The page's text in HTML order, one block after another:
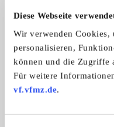
Diese Webseite
Wir verwenden Cookies,
personalisieren,
können und die Zugriffe
Für weitere
vf.vfmz.de.
Triumph (D) BDG 250 H,